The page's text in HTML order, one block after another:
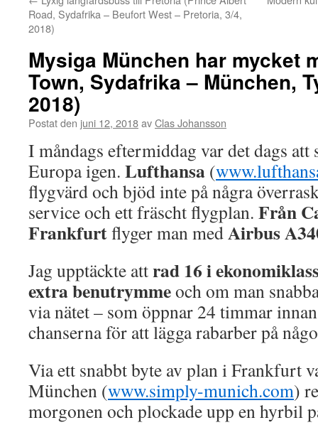
Road, Sydafrika – Beufort West – Pretoria, 3/4,
2018)
Mysiga München har mycket
Town, Sydafrika – München,
2018)
Postat den juni 12, 2018avClas Johansson
I måndags eftermiddag var det dags
Europa igen. Lufthansa (
flygvärd och bjöd inte på några
service och ett fräscht flygplan. Från
Frankfurtflyger man medAirbus
Jag upptäckte attrad 16 i
extra benutrymmeoch om man
via nätet – som öppnar 24 timmar
chanserna för att lägga rabarber på
Via ett snabbt byte av plan i Frankfurt
München (www.simply-munich.com)
morgonen och plockade upp en hyrbil